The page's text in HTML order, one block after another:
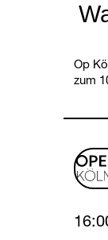
Op
zum